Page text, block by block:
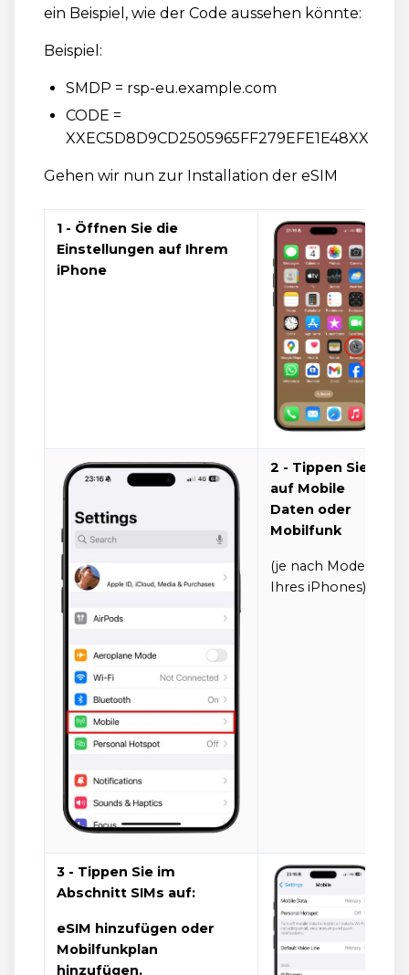
ein Beispiel, wie der Code aussehen könnte:
Beispiel:
SMDP = rsp-eu.example.com
CODE =
XXEC5D8D9CD2505965FF279EFE1E48XX
Gehen wir nun zur Installation der eSIM
1 - Öffnen Sie die
Einstellungen auf Ihrem
iPhone
2 - Tippen Sie
auf Mobile
Daten oder
Mobilfunk
(je nach Modell
Ihres iPhones).
3 - Tippen Sie im
Abschnitt SIMs auf:
eSIM hinzufügen oder
Mobilfunkplan
hinzufügen.